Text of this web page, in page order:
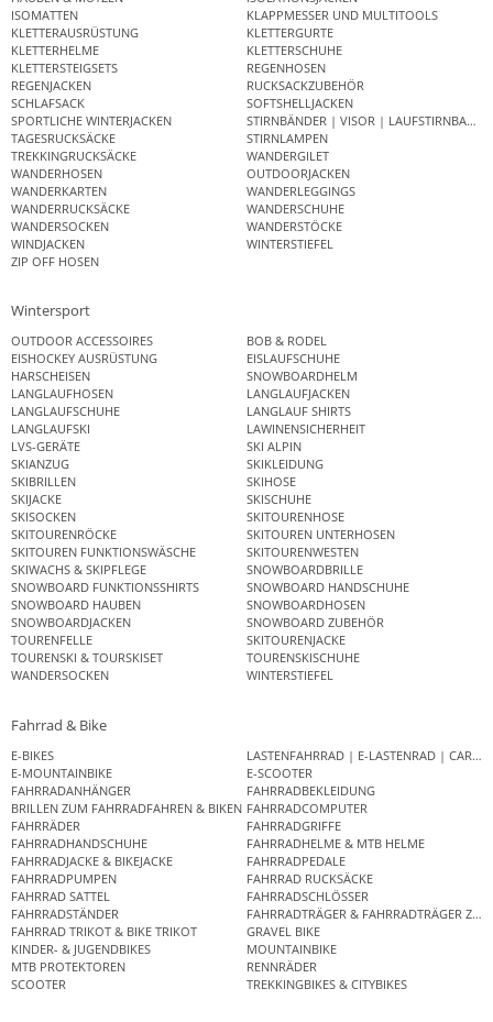
ISOMATTEN
KLAPPMESSER UND MULTITOOLS
KLETTERAUSRÜSTUNG
KLETTERGURTE
KLETTERHELME
KLETTERSCHUHE
KLETTERSTEIGSETS
REGENHOSEN
REGENJACKEN
RUCKSACKZUBEHÖR
SCHLAFSACK
SOFTSHELLJACKEN
SPORTLICHE WINTERJACKEN
STIRNBÄNDER | VISOR | LAUFSTIRNBAND
TAGESRUCKSÄCKE
STIRNLAMPEN
TREKKINGRUCKSÄCKE
WANDERGILET
WANDERHOSEN
OUTDOORJACKEN
WANDERKARTEN
WANDERLEGGINGS
WANDERRUCKSÄCKE
WANDERSCHUHE
WANDERSOCKEN
WANDERSTÖCKE
WINDJACKEN
WINTERSTIEFEL
ZIP OFF HOSEN
Wintersport
OUTDOOR ACCESSOIRES
BOB & RODEL
EISHOCKEY AUSRÜSTUNG
EISLAUFSCHUHE
HARSCHEISEN
SNOWBOARDHELM
LANGLAUFHOSEN
LANGLAUFJACKEN
LANGLAUFSCHUHE
LANGLAUF SHIRTS
LANGLAUFSKI
LAWINENSICHERHEIT
LVS-GERÄTE
SKI ALPIN
SKIANZUG
SKIKLEIDUNG
SKIBRILLEN
SKIHOSE
SKIJACKE
SKISCHUHE
SKISOCKEN
SKITOURENHOSE
SKITOURENRÖCKE
SKITOUREN UNTERHOSEN
SKITOUREN FUNKTIONSWÄSCHE
SKITOURENWESTEN
SKIWACHS & SKIPFLEGE
SNOWBOARDBRILLE
SNOWBOARD FUNKTIONSSHIRTS
SNOWBOARD HANDSCHUHE
SNOWBOARD HAUBEN
SNOWBOARDHOSEN
SNOWBOARDJACKEN
SNOWBOARD ZUBEHÖR
TOURENFELLE
SKITOURENJACKE
TOURENSKI & TOURSKISET
TOURENSKISCHUHE
WANDERSOCKEN
WINTERSTIEFEL
Fahrrad & Bike
E-BIKES
LASTENFAHRRAD | E-LASTENRAD |
E-MOUNTAINBIKE
E-SCOOTER
FAHRRADANHÄNGER
FAHRRADBEKLEIDUNG
BRILLEN ZUM FAHRRADFAHREN & BIKEN FAHRRADCOMPUTER
FAHRRÄDER
FAHRRADGRIFFE
FAHRRADHANDSCHUHE
FAHRRADHELME & MTB HELME
FAHRRADJACKE & BIKEJACKE
FAHRRADPEDALE
FAHRRADPUMPEN
FAHRRAD RUCKSÄCKE
FAHRRAD SATTEL
FAHRRADSCHLÖSSER
FAHRRADSTÄNDER
FAHRRADTRÄGER & FAHRRADTRÄGER
FAHRRAD TRIKOT & BIKE TRIKOT
GRAVEL BIKE
KINDER- & JUGENDBIKES
MOUNTAINBIKE
MTB PROTEKTOREN
RENNRÄDER
SCOOTER
TREKKINGBIKES & CITYBIKES